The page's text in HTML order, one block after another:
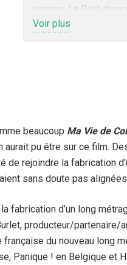
comme
Le Petit dragon
court métrage :
œuvres d’animation
stopmotion.
Voir plus
beaucoup Ma Vie de
aurait pu être sur ce film.
de rejoindre la fabrication
sans doute pas
fabrication d’un long
producteur/partenaire/
du nouveau long
Panique ! en Belgique et